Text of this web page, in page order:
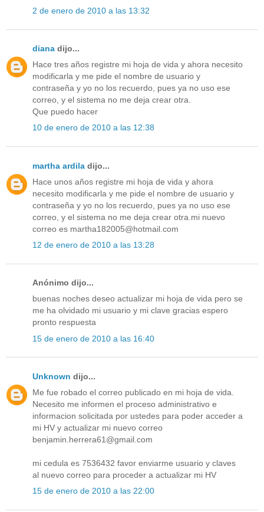
2 de enero de 2010 a las 13:32
diana dijo...
Hace tres años registre mi hoja de vida y ahora necesito
modificarla y me pide el nombre de usuario y
contraseña y yo no los recuerdo, pues ya no uso ese
correo, y el sistema no me deja crear otra.
Que puedo hacer
10 de enero de 2010 a las 12:38
martha ardila dijo...
Hace unos años registre mi hoja de vida y ahora
necesito modificarla y me pide el nombre de usuario y
contraseña y yo no los recuerdo, pues ya no uso ese
correo, y el sistema no me deja crear otra.mi nuevo
correo es martha182005@hotmail.com
12 de enero de 2010 a las 13:28
Anónimo dijo...
buenas noches deseo actualizar mi hoja de vida pero se
me ha olvidado mi usuario y mi clave gracias espero
pronto respuesta
15 de enero de 2010 a las 16:40
Unknown dijo...
Me fue robado el correo publicado en mi hoja de vida.
Necesito me informen el proceso administrativo e
informacion solicitada por ustedes para poder acceder a
mi HV y actualizar mi nuevo correo
benjamin.herrera61@gmail.com
mi cedula es 7536432 favor enviarme usuario y claves
al nuevo correo para proceder a actualizar mi HV
15 de enero de 2010 a las 22:00